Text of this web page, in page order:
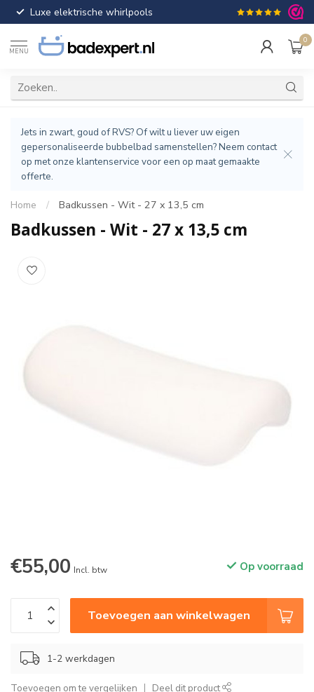
Luxe elektrische whirlpools Gratis
MENU
0
Jets in zwart, goud of RVS? Of wilt u liever uw eigen
gepersonaliseerde bubbelbad samenstellen? Neem contact
op met onze klantenservice voor een op maat gemaakte
offerte.
Home / Badkussen - Wit - 27 x 13,5 cm
Badkussen - Wit - 27 x 13,5 cm
€55,00 Incl. btw Op voorraad
Toevoegen aan winkelwagen
1-2 werkdagen
Toevoegen om te vergelijken Deel dit product